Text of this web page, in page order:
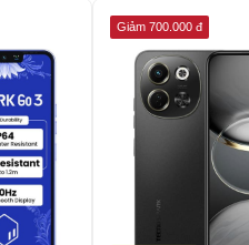
Giảm 700.000 đ